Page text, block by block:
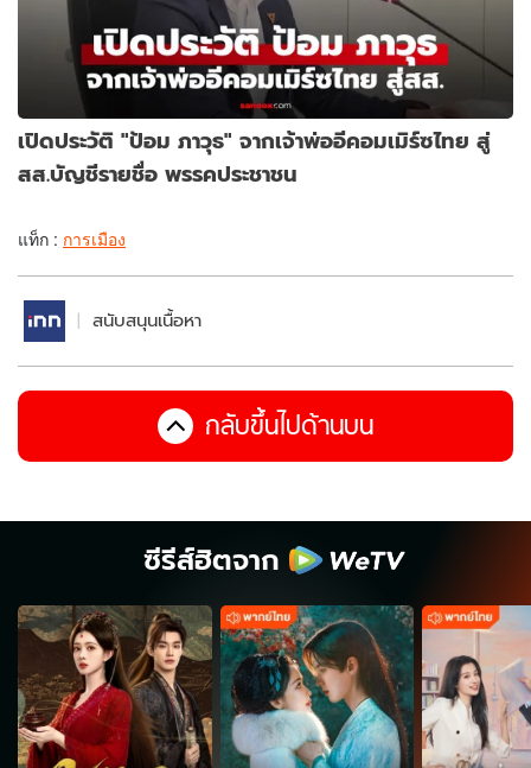
เปิดประวัติ "ป้อม ภาวุธ" จากเจ้าพ่ออีคอมเมิร์ซไทย สู่
สส.บัญชีรายชื่อ พรรคประชาชน
แท็ก : การเมือง
สนับสนุนเนื้อหา
กลับขึ้นไปด้านบน
ซีรีส์ฮิตจาก